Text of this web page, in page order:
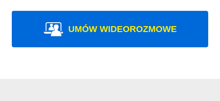
UMÓW WIDEOROZMOWE